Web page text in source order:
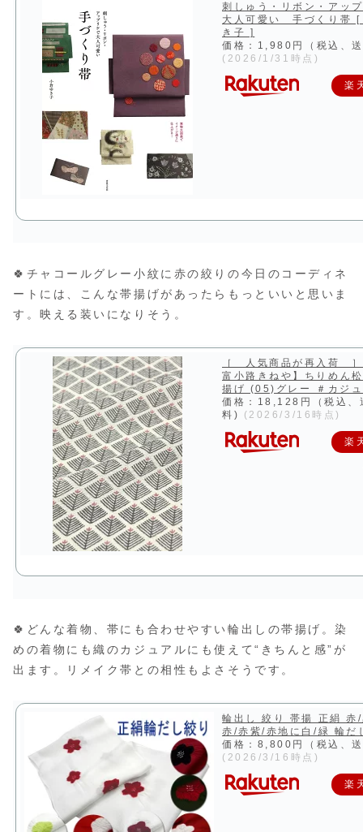
刺しゅう・リボン・アッ
大人可愛い 手づくり帯 [
き子 ]
価格：1,980円（税込、
(2026/1/31時点)
楽
🍀チャコールグレー小紋に赤の絞りの今日のコーディネ
ートには、こんな帯揚げがあったらもっといいと思いま
す。映える装いになりそう。
［ 人気商品が再入荷
富小路きねや】ちりめん
揚げ (05)グレー ＃カジ
価格：18,128円（税込、
料)
(2026/3/16時点)
楽
🍀どんな着物、帯にも合わせやすい輪出しの帯揚げ。染
めの着物にも織のカジュアルにも使えて“きちんと感”が
出ます。リメイク帯との相性もよさそうです。
輪出し 絞り 帯揚 正絹 赤
赤/赤紫/赤地に白/緑 輪だ
価格：8,800円（税込、
(2026/3/16時点)
楽